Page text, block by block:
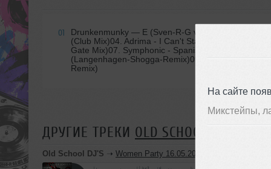
На сайте
Микстейпы,
01 Drunkenmunky — E (Sven-R-G vs. Bass-T
(Club Mix)04. Adrima - I Can't Stand It (Original
Gate Mix)07. Symphonic - Spanish Night (Steve
(Langenhagen-Shogga-Remix)09. Alex Butcher -
Remix)
ДРУГИЕ ТРЕКИ OLD SCHOOL DJ'S
Old School DJ'S ➝ Women Party 16.05.2015.Club London Live